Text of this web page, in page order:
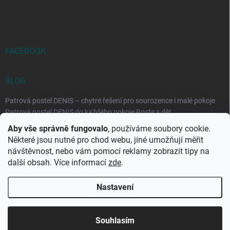
Aby vše správně fungovalo, používáme soubory cookie.
Některé jsou nutné pro chod webu, jiné umožňují měřit
návštěvnost, nebo vám pomocí reklamy zobrazit tipy na
další obsah. Více informací zde.
Nastavení
Souhlasím
FACEBOOK
BLOG
Patrová postel DENIS – chytré řešení pro sourozence i malé pokoje
Patrová postel DENIS do každého pokoje Roste s dět...
Rozkládací postele RELAX – ideální řešení pro malé prostory i
každodenní spaní
Rozkládací postel, která se přizpůsobí vašemu živo...
Copyright 2026DK-obchod.cz. Všechna práva vyhrazena.Upravit
nastavení cookies